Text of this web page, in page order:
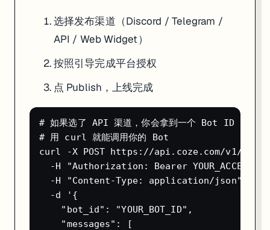
选择发布渠道（Discord / Telegram /
API / Web Widget）
按照引导完成平台授权
点 Publish，上线完成
# 如果选了 API 渠道，你会拿到一个 Bot ID
# 用 curl 就能调用你的 Bot
curl -X POST https://api.coze.com/v1/
-H "Authorization: Bearer
  -H "Content-Type: application/json" \
  -d '{
    "bot_id": "YOUR_BOT_ID",
    "messages": [